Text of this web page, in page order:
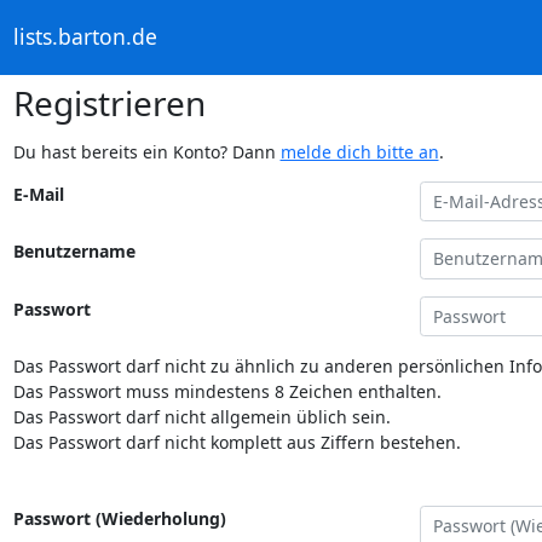
lists.barton.de
Registrieren
Du hast bereits ein Konto? Dann melde dich bitte an.
E-Mail
Benutzername
Passwort
Das Passwort darf nicht zu ähnlich zu anderen persönlichen
Das Passwort muss mindestens 8 Zeichen enthalten.
Das Passwort darf nicht allgemein üblich sein.
Das Passwort darf nicht komplett aus Ziffern bestehen.
Passwort (Wiederholung)